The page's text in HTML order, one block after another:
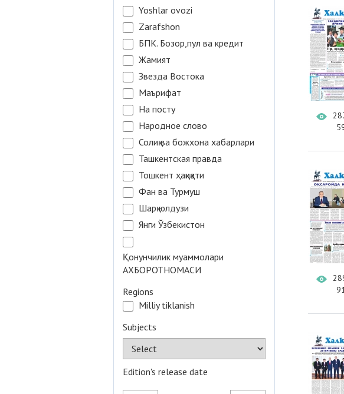
Yoshlar ovozi
Zarafshon
БПК. Бозор,пул ва кредит
Жамият
Звезда Востока
Маърифат
На посту
Народное слово
Солиқ ва божхона хабарлари
Ташкентская правда
Тошкент ҳақиқати
Фан ва Турмуш
Шарқ юлдузи
Янги Ўзбекистон
Қонунчилик муаммолари
АХБОРОТНОМАСИ
Regions
Milliy tiklanish
Subjects
Edition's release date